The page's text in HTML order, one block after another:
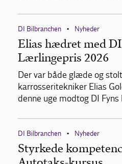
DI Bilbranchen • Nyheder
Elias hædret med
Lærlingepris 2026
Der var både glæde og
karrosseritekniker Elias
denne uge modtog DI
DI Bilbranchen • Nyheder
Styrkede